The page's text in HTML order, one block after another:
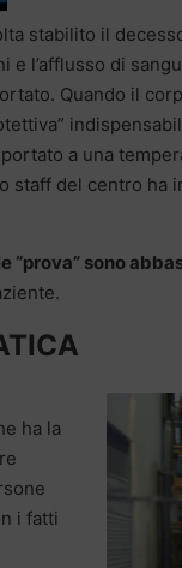
stabilito il
e l’afflusso di
Quando il
a una
staff del centro
“prova” sono
ha la
i fatti